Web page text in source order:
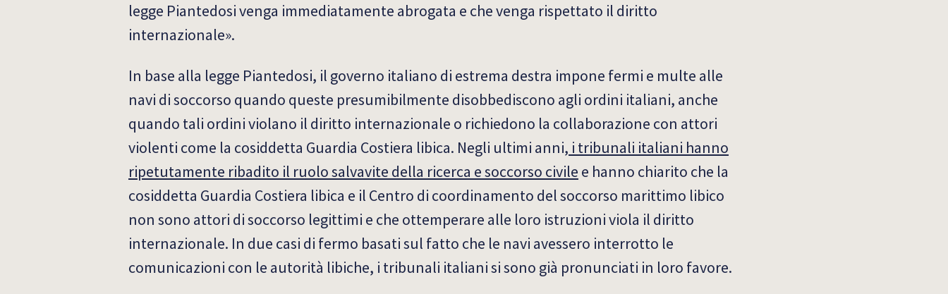
legge Piantedosi venga immediatamente abrogata e che venga rispettato il diritto
internazionale».
In base alla legge Piantedosi, il governo italiano di estrema destra impone fermi e multe alle
navi di soccorso quando queste presumibilmente disobbediscono agli ordini italiani, anche
quando tali ordini violano il diritto internazionale o richiedono la collaborazione con attori
violenti come la cosiddetta Guardia Costiera libica. Negli ultimi anni, i tribunali italiani hanno
ripetutamente ribadito il ruolo salvavite della ricerca e soccorso civile e hanno chiarito che la
cosiddetta Guardia Costiera libica e il Centro di coordinamento del soccorso marittimo libico
non sono attori di soccorso legittimi e che ottemperare alle loro istruzioni viola il diritto
internazionale. In due casi di fermo basati sul fatto che le navi avessero interrotto le
comunicazioni con le autorità libiche, i tribunali italiani si sono già pronunciati in loro favore.